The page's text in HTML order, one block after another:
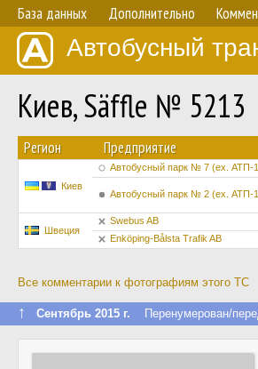
База данных Дополнительно
Автобусный
Киев, Säffle № 5213
Регион Предприятие
Киев
Автобусный парк № 7 (ех. АТП-
Автобусный парк № 2 (ех. АТП-
Швеция
Swebus AB
Enköping-Bålsta Trafik AB
Все комментарии к фотографиям этого ТС
↑ Сентябрь 2015 г. Перенумерован/